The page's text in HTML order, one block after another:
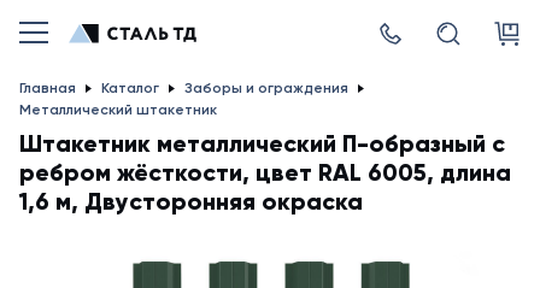
Главная Каталог
Заборы и ограждения
Металлический штакетник
Штакетник металлический П-образный с
ребром жёсткости, цвет RAL 6005, длина
1,6 м, Двусторонняя окраска